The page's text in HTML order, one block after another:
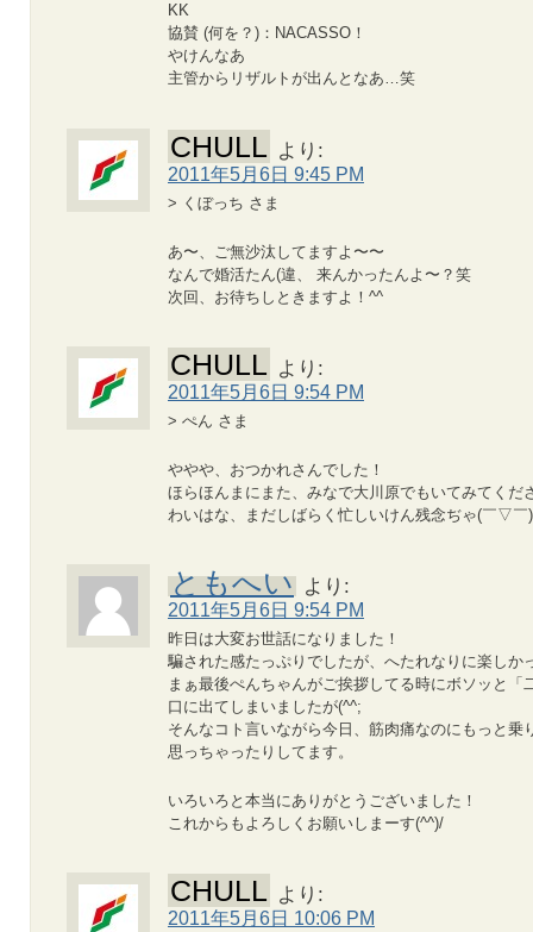
KK
協賛 (何を？)：NACASSO！
やけんなあ
主管からリザルトが出んとなあ…笑
CHULL より:
2011年5月6日 9:45 PM
> くぼっち さま
あ〜、ご無沙汰してますよ〜〜
なんで婚活たん(違、 来んかったんよ〜？笑
次回、お待ちしときますよ！^^
CHULL より:
2011年5月6日 9:54 PM
> ぺん さま
ややや、おつかれさんでした！
ほらほんまにまた、みなで大川原でもいてみてくだ
わいはな、まだしばらく忙しいけん残念ぢゃ(￣▽￣
ともへい より:
2011年5月6日 9:54 PM
昨日は大変お世話になりました！
騙された感たっぷりでしたが、へたれなりに楽しか
まぁ最後ぺんちゃんがご挨拶してる時にボソッと「
口に出てしまいましたが(^^;
そんなコト言いながら今日、筋肉痛なのにもっと乗
思っちゃったりしてます。
いろいろと本当にありがとうございました！
これからもよろしくお願いしまーす(^^)/
CHULL より:
2011年5月6日 10:06 PM